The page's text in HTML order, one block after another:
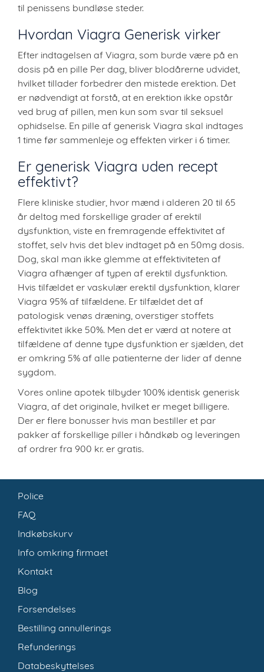
til penissens bundløse steder.
Hvordan Viagra Generisk virker
Efter indtagelsen af Viagra, som burde være på en
dosis på en pille Per dag, bliver blodårerne udvidet,
hvilket tillader forbedrer den mistede erektion. Det
er nødvendigt at forstå, at en erektion ikke opstår
ved brug af pillen, men kun som svar til seksuel
ophidselse. En pille af generisk Viagra skal indtages
1 time før sammenleje og effekten virker i 6 timer.
Er generisk Viagra uden recept
effektivt?
Flere kliniske studier, hvor mænd i alderen 20 til 65
år deltog med forskellige grader af erektil
dysfunktion, viste en fremragende effektivitet af
stoffet, selv hvis det blev indtaget på en 50mg dosis.
Dog, skal man ikke glemme at effektiviteten af
Viagra afhænger af typen af erektil dysfunktion.
Hvis tilfældet er vaskulær erektil dysfunktion, klarer
Viagra 95% af tilfældene. Er tilfældet det af
patologisk venøs dræning, overstiger stoffets
effektivitet ikke 50%. Men det er værd at notere at
tilfældene af denne type dysfunktion er sjælden, det
er omkring 5% af alle patienterne der lider af denne
sygdom.
Vores online apotek tilbyder 100% identisk generisk
Viagra, af det originale, hvilket er meget billigere.
Der er flere bonusser hvis man bestiller et par
pakker af forskellige piller i håndkøb og leveringen
af ordrer fra 900 kr. er gratis.
Police
FAQ
Indkøbskurv
Info omkring firmaet
Kontakt
Blog
Forsendelses
Bestilling annullerings
Refunderings
Databeskyttelses